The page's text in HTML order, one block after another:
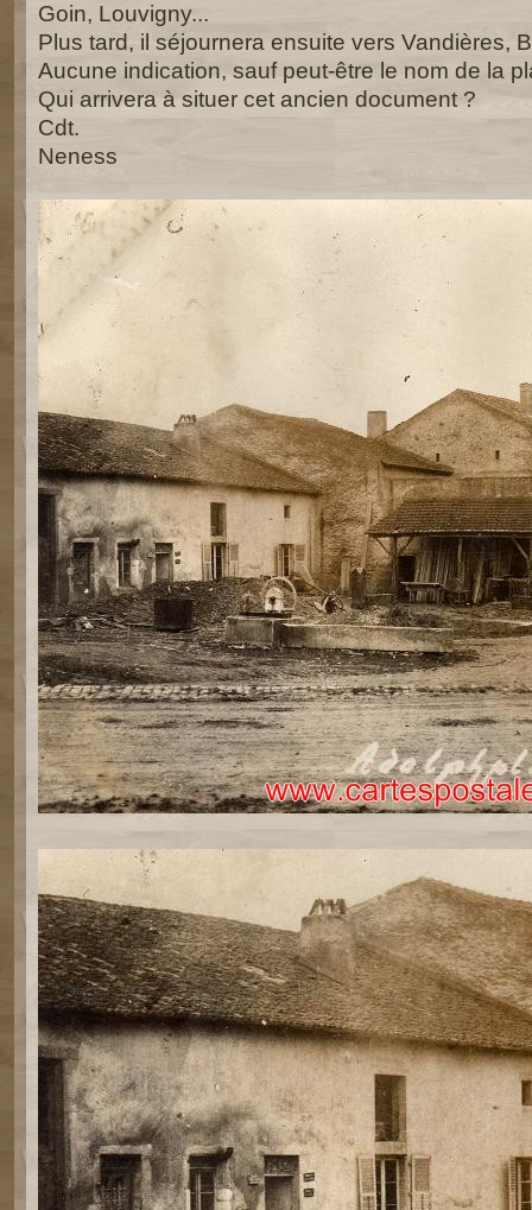
Goin, Louvigny...
Plus tard, il séjournera ensuite vers Vandières,
Aucune indication, sauf peut-être le nom de la
Qui arrivera à situer cet ancien document ?
Cdt.
Neness